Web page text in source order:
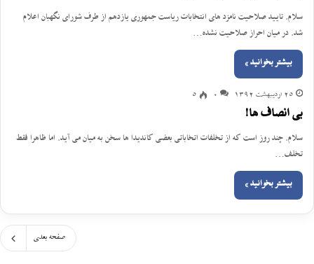
سلام. تایید صلاحیت نامزد های انتخابات ریاست جمهوری یازدهم از طرف شورای نگهبان اعلام
شد. در میان احراز صلاحیت نشده…
بیشتر بخوانید »
25 اردیبهشت 1392 0
5
بی انصاف ها!
سلام. چند روز است که از تخلفات اتخاباتی بعضی کاندیدا ها سخن به میان می آید. اما ظاهرا فقط
تخلف…
بیشتر بخوانید »
صفحه بعدی